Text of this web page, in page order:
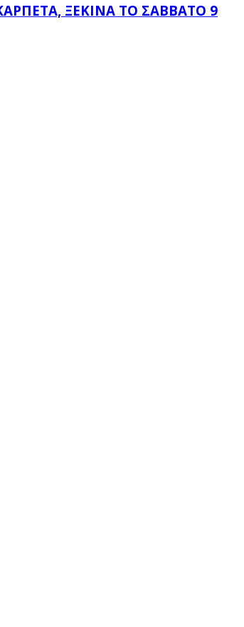
ΞΕΚΙΝΆ ΤΟ ΣΆΒΒΑΤΟ 9